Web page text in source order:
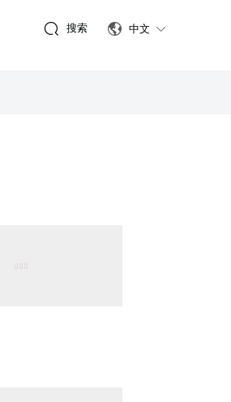
 搜索  中文 